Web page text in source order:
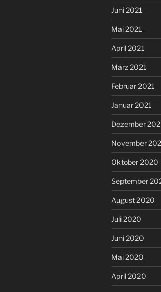
Juni 2021
Mai 2021
April 2021
März 2021
Februar 2021
Januar 2021
Dezember
November
Oktober 2020
September
August 2020
Juli 2020
Juni 2020
Mai 2020
April 2020